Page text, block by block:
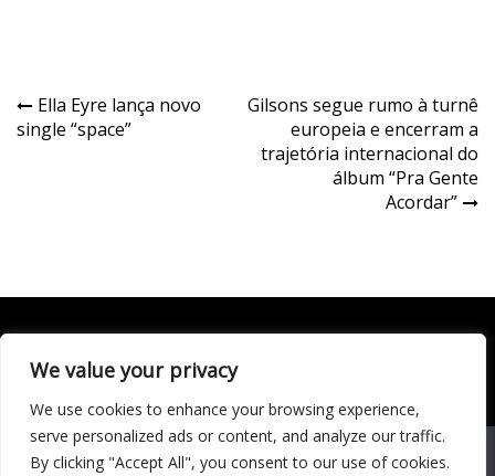
We value your privacy
We use cookies to enhance your browsing experience,
serve personalized ads or content, and analyze our traffic.
By clicking "Accept All", you consent to our use of cookies.
Navegação
de
Ella Eyre lança novo
single “space”
Gilsons segue rumo à turnê
europeia e encerram a
trajetória internacional do
álbum “Pra Gente
Acordar”
Todo conteúdo publicado neste portal, incluindo textos,
responsabilidade do autor. © 2020 - 2024 Todos os direitos
reservados ao site Matéria Livre Royale News by
ThemebeezWe use cookies to ensure that we give you the best